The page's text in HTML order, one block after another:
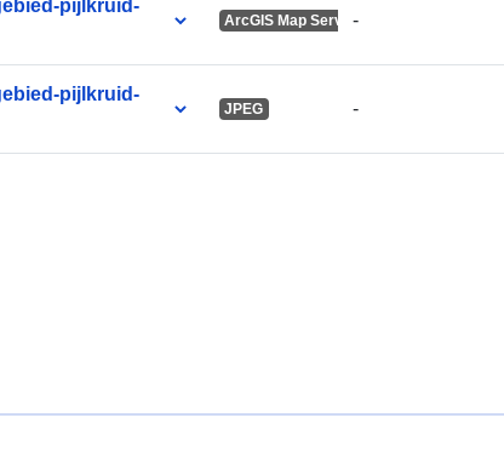
pijlkruid-
ArcGIS Map Service
-
pijlkruid-
JPEG -